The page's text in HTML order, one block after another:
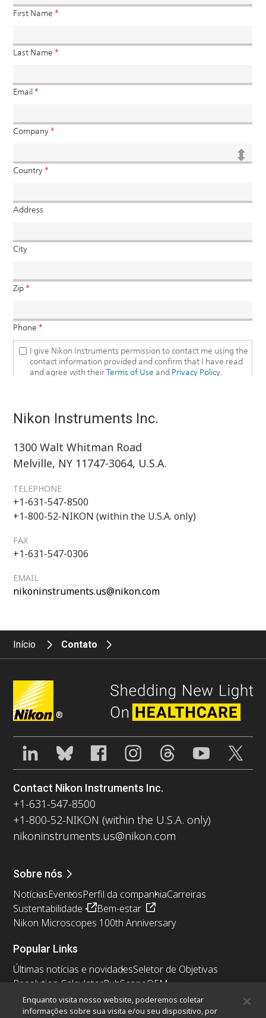
Nikon Instruments Inc.
1300 Walt Whitman Road
Melville, NY 11747-3064, U.S.A.
TELEPHONE
+1-631-547-8500
+1-800-52-NIKON (within the U.S.A. only)
FAX
+1-631-547-0306
EMAIL
nikoninstruments.us@nikon.com
Início Contato
®
Contact Nikon Instruments Inc.
+1-631-547-8500
+1-800-52-NIKON (within the U.S.A. only)
nikoninstruments.us@nikon.com
Sobre nós
NotíciasEventosPerfil da companhiaCarreiras
Sustentabilidade
Bem-estar
Nikon Microscopes 100th Anniversary
Popular Links
Últimas notícias e novidadesSeletor de Objetivas
Resolution CalculatorPubScopeOEM
Nikon Small World
MicroscopyU
Enquanto visita nosso website, poderemos coletar
informações sobre sua visita e/ou seu dispositivo, por